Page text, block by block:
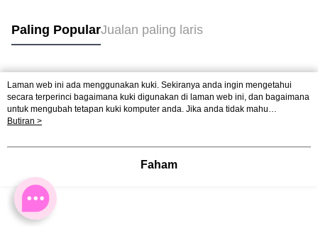
Paling PopularJualan paling laris
Tag Popular
Laman web ini ada menggunakan kuki. Sekiranya anda ingin mengetahui
secara terperinci bagaimana kuki digunakan di laman web ini, dan bagaimana
untuk mengubah tetapan kuki komputer anda. Jika anda tidak mahu
menggunakan kuki di komputer anda, sila rujuk penerangan mengenai kuki.
mengetahui secara terperinci bagaimana kuki digunakan di laman web ini,
mahu menggunakan kuki di komputer anda, sila rujuk penerangan mengenai
kuki.
Butiran >
Faham